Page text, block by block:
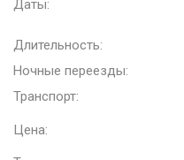
Даты:
Длительность:
Ночные переезды:
Транспорт:
Цена: